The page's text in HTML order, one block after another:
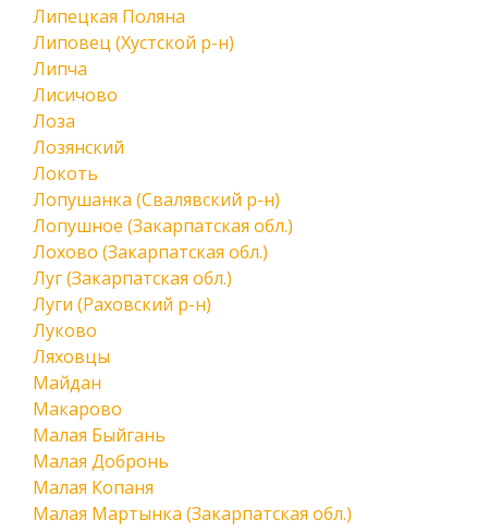
Липецкая Поляна
Липовец (Хустской р-н)
Липча
Лисичово
Лоза
Лозянский
Локоть
Лопушанка (Свалявский р-н)
Лопушное (Закарпатская обл.)
Лохово (Закарпатская обл.)
Луг (Закарпатская обл.)
Луги (Раховский р-н)
Луково
Ляховцы
Майдан
Макарово
Малая Быйгань
Малая Добронь
Малая Копаня
Малая Мартынка (Закарпатская обл.)